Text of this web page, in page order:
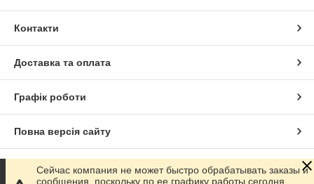
Контакти
Доставка та оплата
Графік роботи
Повна версія сайту
Сайт створено на маркетплейсі Prom.ua
Сейчас компания не может быстро обрабатывать заказы и
сообщения, поскольку по ее графику работы сегодня